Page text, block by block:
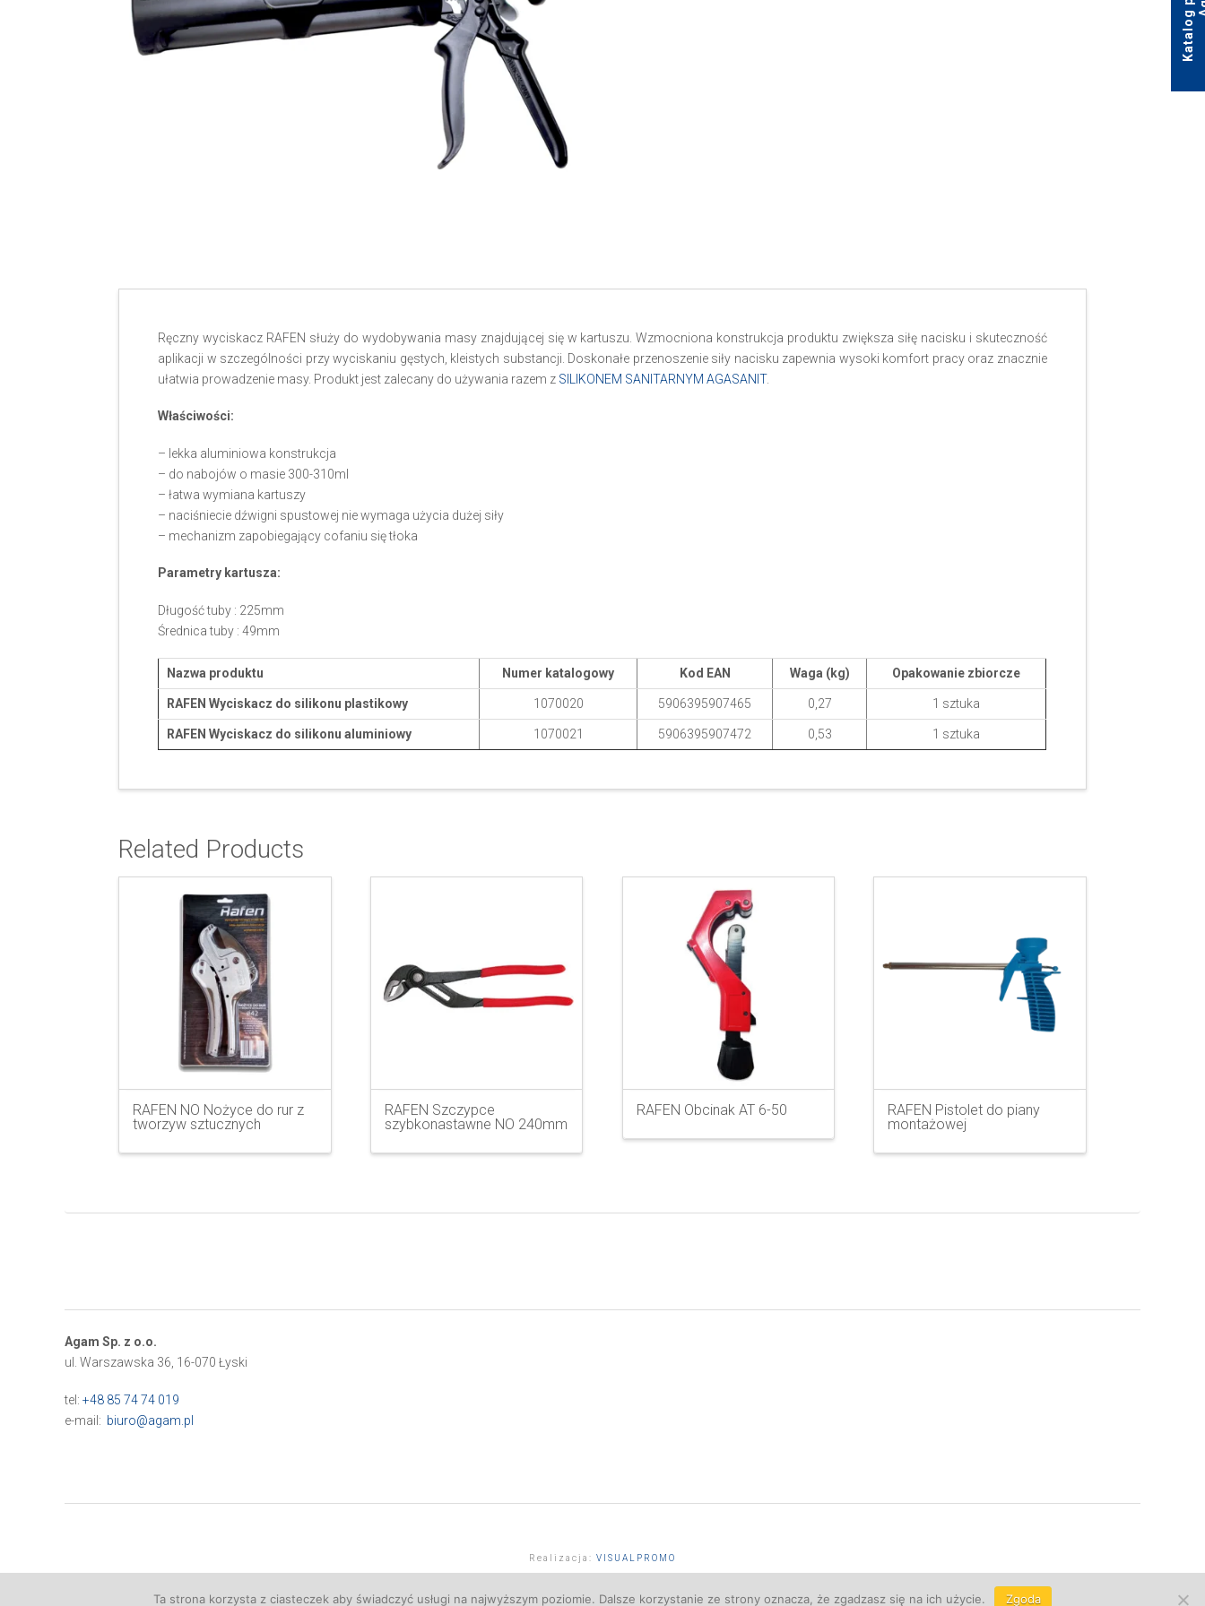
Ręczny wyciskacz RAFEN służy do wydobywania masy znajdującej się w kartuszu. Wzmocniona konstrukcja produktu zwiększa siłę nacisku i skuteczność
aplikacji w szczególności przy wyciskaniu gęstych, kleistych substancji. Doskonałe przenoszenie siły nacisku zapewnia wysoki komfort pracy oraz znacznie
ułatwia prowadzenie masy. Produkt jest zalecany do używania razem z SILIKONEM SANITARNYM AGASANIT.
Właściwości:
– lekka aluminiowa konstrukcja
– do nabojów o masie 300-310ml
– łatwa wymiana kartuszy
– naciśniecie dźwigni spustowej nie wymaga użycia dużej siły
– mechanizm zapobiegający cofaniu się tłoka
Parametry kartusza:
Długość tuby : 225mm
Średnica tuby : 49mm
Nazwa produktu Numer katalogowy Kod EAN Waga (kg) Opakowanie zbiorcze
RAFEN Wyciskacz do silikonu plastikowy 1070020 5906395907465 0,27 1 sztuka
RAFEN Wyciskacz do silikonu aluminiowy 1070021 5906395907472 0,53 1 sztuka
Related Products
RAFEN NO Nożyce do rur z
tworzyw sztucznych
RAFEN Szczypce
szybkonastawne NO 240mm
RAFEN Obcinak AT 6-50
RAFEN Pistolet do piany
montażowej
Agam Sp. z o.o.
ul. Warszawska 36, 16-070 Łyski
tel: +48 85 74 74 019
e-mail: biuro@agam.pl
Realizacja: VISUALPROMO
Ta strona korzysta z ciasteczek aby świadczyć usługi na najwyższym poziomie. Dalsze korzystanie ze strony oznacza, że zgadzasz się na ich użycie. Zgoda